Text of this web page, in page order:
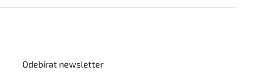
Odebírat newsletter